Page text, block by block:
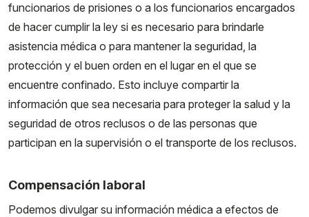
funcionarios de prisiones o a los funcionarios encargados
de hacer cumplir la ley si es necesario para brindarle
asistencia médica o para mantener la seguridad, la
protección y el buen orden en el lugar en el que se
encuentre confinado. Esto incluye compartir la
información que sea necesaria para proteger la salud y la
seguridad de otros reclusos o de las personas que
participan en la supervisión o el transporte de los reclusos.
Compensación laboral
Podemos divulgar su información médica a efectos de